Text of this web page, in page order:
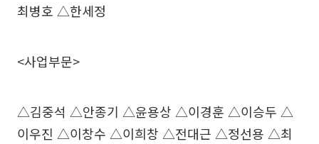
최병호 △한세정
<사업부문>
△김중석 △안종기 △윤용상 △이경훈 △이승두 △
이우진 △이창수 △이희창 △전대근 △정선용 △최